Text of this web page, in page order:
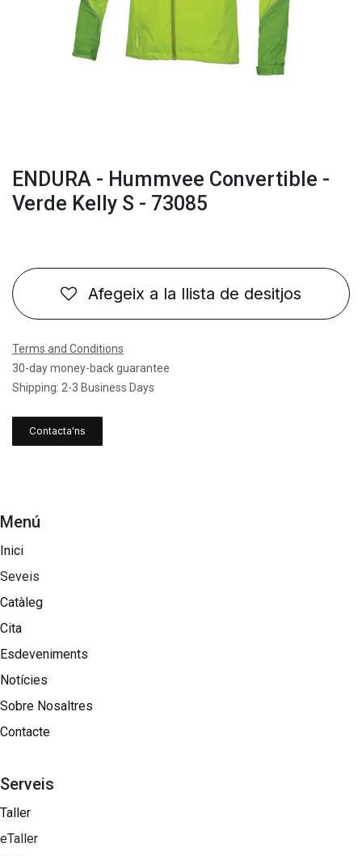
ENDURA - Hummvee Convertible -
Verde Kelly S - 73085
Afegeix a la llista de desitjos
Terms and Conditions
30-day money-back guarantee
Shipping: 2-3 Business Days
Contacta'ns
Menú
Inici
Seveis
Catàleg
Cita
Esdeveniments
Notícies
Sobre Nosaltres​
Contacte
Serveis
Taller
eTaller